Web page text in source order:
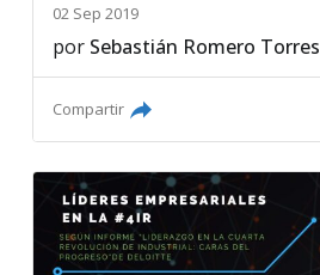
02 Sep 2019
por Sebastián Romero Torres
Compartir